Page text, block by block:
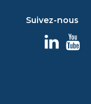
Suivez-nous